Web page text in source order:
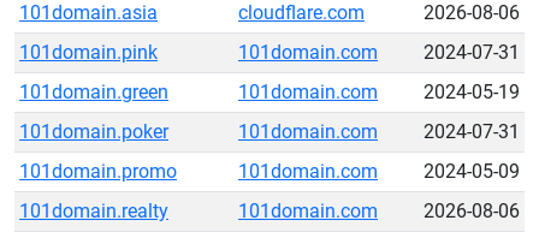
101domain.asia
cloudflare.com
2026-08-06
101domain.pink
101domain.com
2024-07-31
101domain.green
101domain.com
2024-05-19
101domain.poker
101domain.com
2024-07-31
101domain.promo
101domain.com
2024-05-09
101domain.realty
101domain.com
2026-08-06